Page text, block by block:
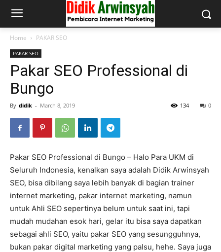
Home PAKAR SEO
PAKAR SEO
Pakar SEO Professional di
Bungo
By didik - March 8, 2019 0
134
Pakar SEO Professional di Bungo – Halo Para UKM di
Seluruh Indonesia, kenalkan saya adalah Didik Arwinsyah
SEO, bisa dibilang saya lebih banyak di bagian trainer
internet marketing, pakar internet marketing, namun
untuk Ahli SEO sepertinya belum untuk saat ini, tapi
mudah mudahan esok hari, gelar itu bisa saya dapatkan
sebagai ahli SEO, yaitu pakar SEO yang sesungguhnya,
bukan pakar digital marketing yang palsu, hehe. Saya juga